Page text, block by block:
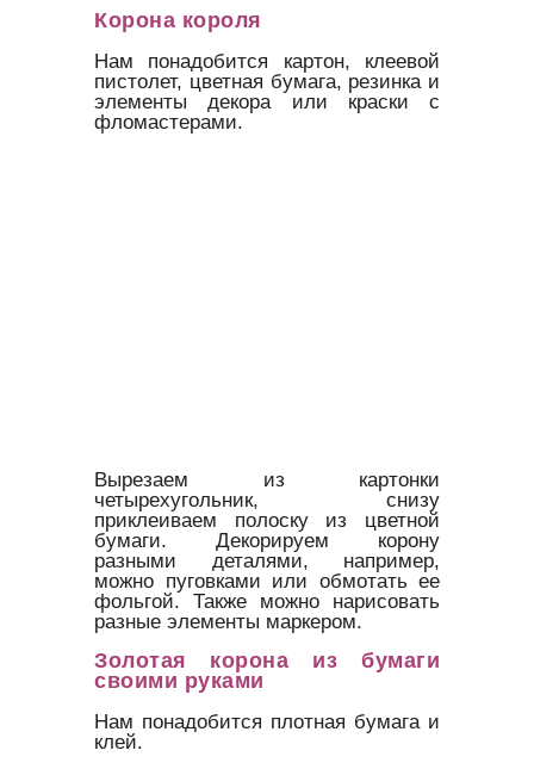
Корона короля
Нам понадобится картон, клеевой
пистолет, цветная бумага, резинка и
элементы декора или краски с
фломастерами.
Вырезаем из картонки
четырехугольник, снизу
приклеиваем полоску из цветной
бумаги. Декорируем корону
разными деталями, например,
можно пуговками или обмотать ее
фольгой. Также можно нарисовать
разные элементы маркером.
Золотая корона из бумаги
своими руками
Нам понадобится плотная бумага и
клей.